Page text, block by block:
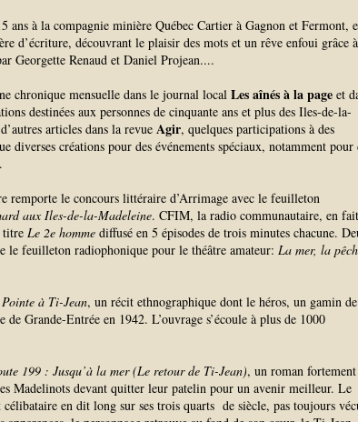
ans à la compagnie minière Québec Cartier à Gagnon et Fermont,
d’écriture, découvrant le plaisir des mots et un rêve enfoui grâce
Georgette Renaud et Daniel Projean....
chronique mensuelle dans le journal local Les aînés à la page et
destinées aux personnes de cinquante ans et plus des Iles-de-la-
articles dans la revue Agir, quelques participations à des
diverses créations pour des événements spéciaux, notamment pour
remporte le concours littéraire d’Arrimage avec le feuilleton
aux Iles-de-la-Madeleine. CFIM, la radio communautaire, en
titre Le 2e homme diffusé en 5 épisodes de trois minutes chacune.
le feuilleton radiophonique pour le théâtre amateur: La mer, la
à Ti-Jean, un récit ethnographique dont le héros, un gamin de
Grande-Entrée en 1942. L’ouvrage s’écoule à plus de 1000
199 : Jusqu’à la mer (Le retour de Ti-Jean), un roman fortement
Madelinots devant quitter leur patelin pour un avenir meilleur. Le
en dit long sur ses trois quarts de siècle, pas toujours